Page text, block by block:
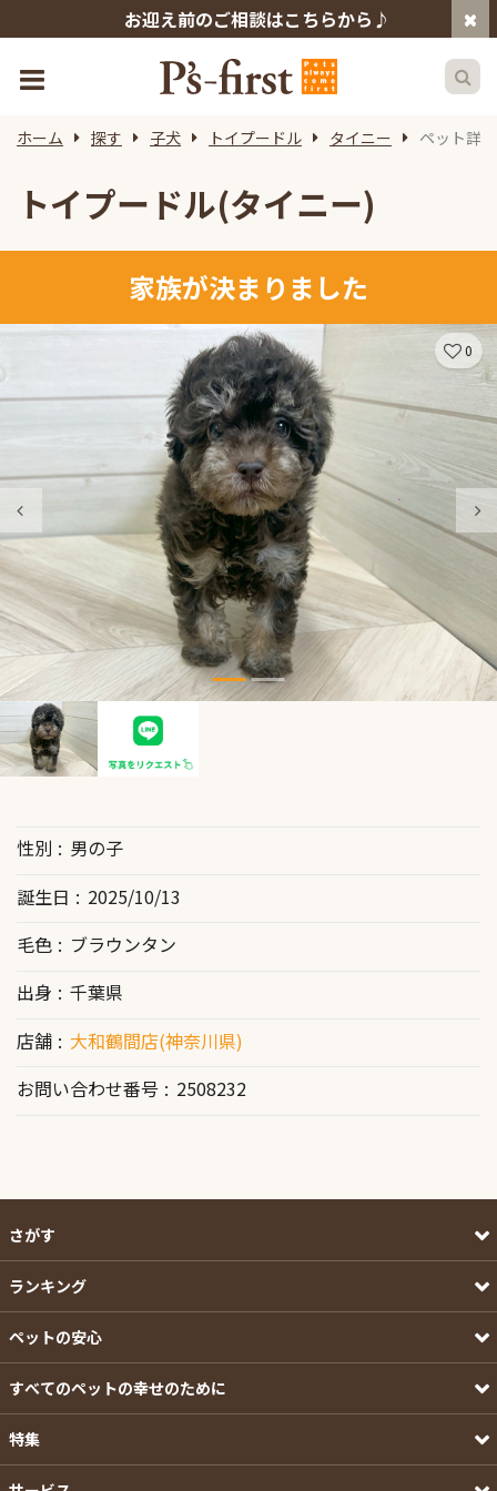
お迎え前のご相談はこちらから♪
ホーム 探す 子犬 トイプードル タイニー ペット詳細
トイプードル(タイニー)
家族が決まりました
0
性別
男の子
誕生日
2025/10/13
毛色
ブラウンタン
出身
千葉県
店舗
大和鶴間店(神奈川県)
お問い合わせ番号
2508232
さがす
ランキング
ペットの安心
すべてのペットの幸せのために
特集